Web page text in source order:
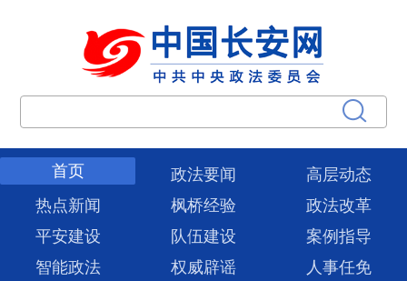
首页 政法要闻
高层动态
热点新闻
枫桥经验
政法改革
平安建设
队伍建设
案例指导
智能政法
权威辟谣
人事任免